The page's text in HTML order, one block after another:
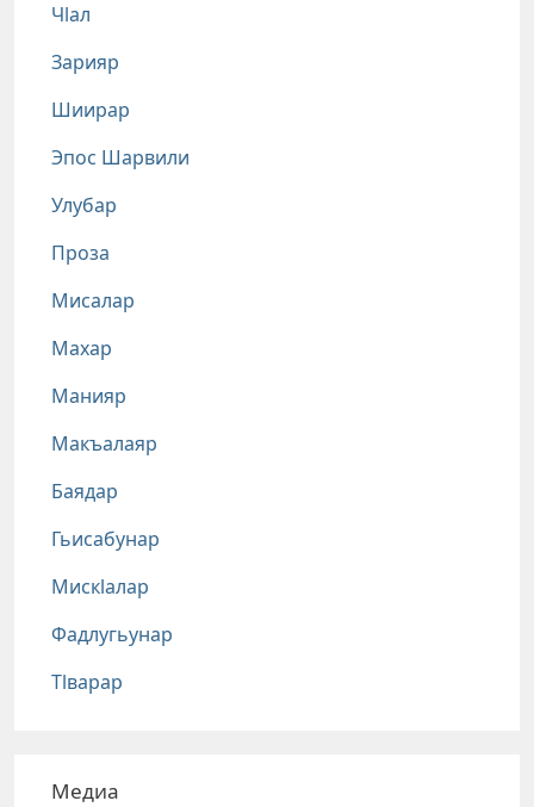
Чlал
Зарияр
Шиирар
Эпос Шарвили
Улубар
Проза
Мисалар
Махар
Манияр
Макъалаяр
Баядар
Гьисабунар
Мискlалар
Фадлугьунар
Тlварар
Медиа